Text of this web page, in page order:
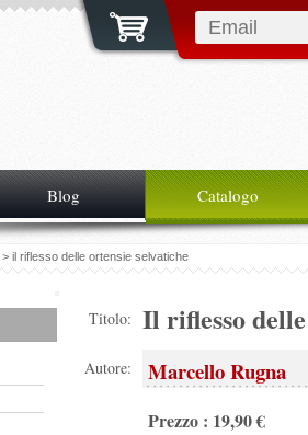
Blog Catalogo
> il riflesso delle ortensie selvatiche
Titolo: Il riflesso
Autore: Marcello Rugna
Prezzo : 19,90 €